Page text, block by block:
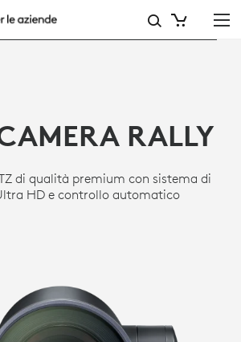
RALLY
di qualità premium con sistema di
HD e controllo automatico